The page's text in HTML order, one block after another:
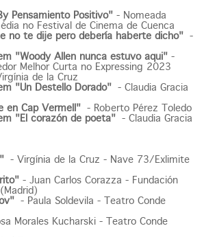
Pensamiento Positivo" - Nomeada
no Festival de Cinema de Cuenca
no te dije pero debería haberte dicho" -
"Woody Allen nunca estuvo aqui" -
Melhor Curta no Expressing 2023
de la Cruz
"Un Destello Dorado" - Claudia Gracia
en Cap Vermell" - Roberto Pérez Toledo
"El corazón de poeta" - Claudia Gracia
- Virgínia de la Cruz - Nave 73/Exlimite
- Juan Carlos Corazza - Fundación
- Paula Soldevila - Teatro Conde
Morales Kucharski - Teatro Conde